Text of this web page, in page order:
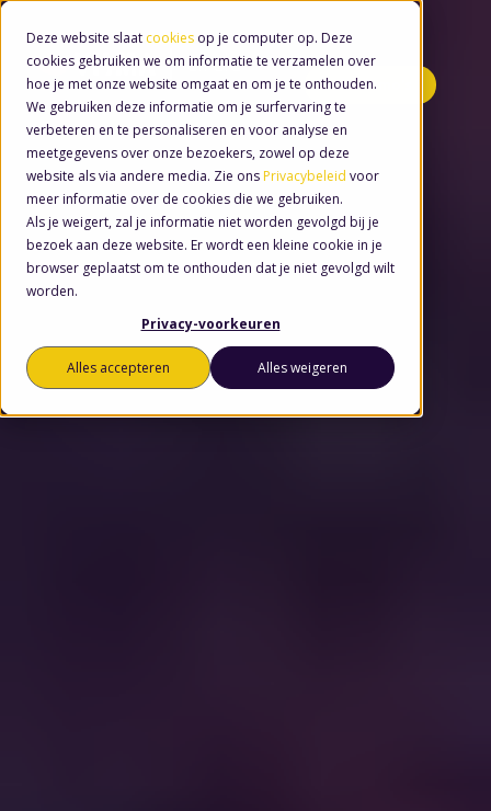
Deze website slaat cookies op je computer op. Deze
cookies gebruiken we om informatie te verzamelen over
hoe je met onze website omgaat en om je te onthouden.
We gebruiken deze informatie om je surfervaring te
verbeteren en te personaliseren en voor analyse en
meetgegevens over onze bezoekers, zowel op deze
website als via andere media. Zie ons Privacybeleid voor
meer informatie over de cookies die we gebruiken.
Als je weigert, zal je informatie niet worden gevolgd bij je
bezoek aan deze website. Er wordt een kleine cookie in je
browser geplaatst om te onthouden dat je niet gevolgd wilt
worden.
Privacy-voorkeuren
Alles accepteren Alles weigeren
Minidemo's